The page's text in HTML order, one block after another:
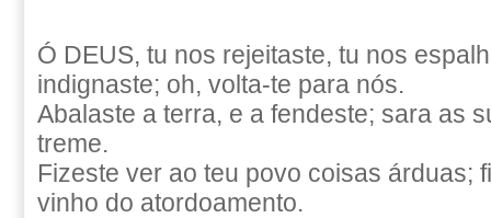
Ó DEUS, tu nos rejeitaste, tu nos
indignaste; oh, volta-te para nós.
Abalaste a terra, e a fendeste; sara as
treme.
Fizeste ver ao teu povo coisas árduas;
vinho do atordoamento.